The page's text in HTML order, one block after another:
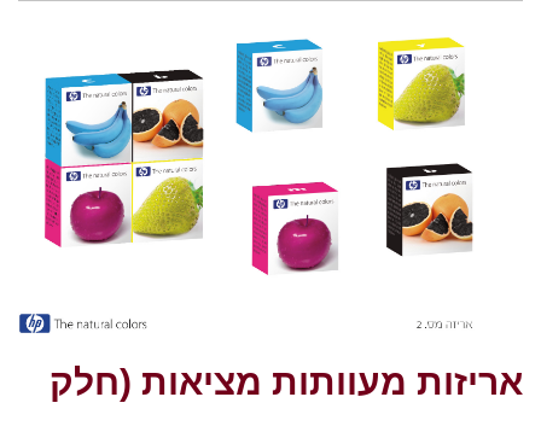
אריזות מעוותות מציאות (חלק